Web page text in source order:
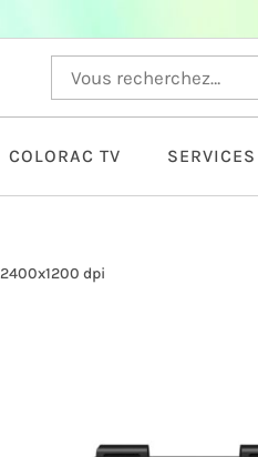
COLORAC TV SERVICES
2400x1200 dpi